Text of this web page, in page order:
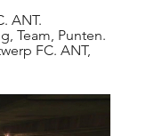
ANT.
Team, Punten.
FC. ANT,